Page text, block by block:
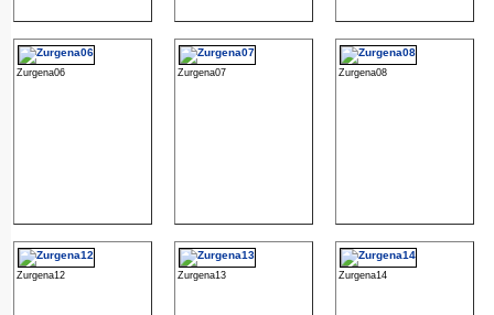
Zurgena06 Zurgena07 Zurgena08
Zurgena12 Zurgena13 Zurgena14